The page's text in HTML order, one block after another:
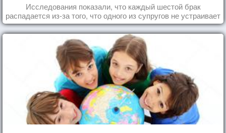
Исследования показали, что каждый шестой брак
распадается из-за того, что одного из супругов не устраивает
та роль, которая выпала ему в семье.